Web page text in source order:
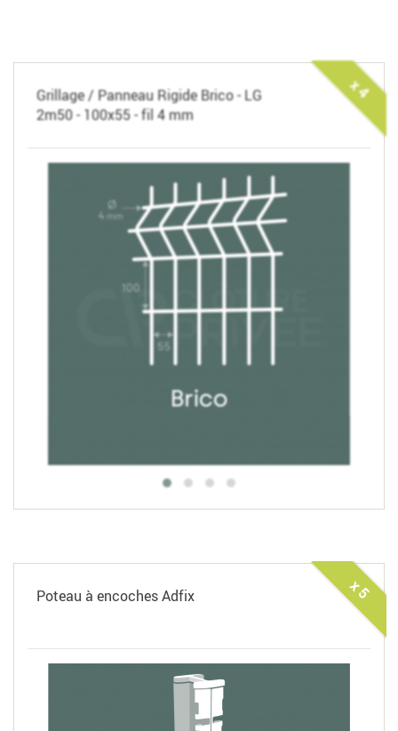
x 4
Grillage / Panneau Rigide Brico - LG
2m50 - 100x55 - fil 4 mm
x 5
Poteau à encoches Adfix